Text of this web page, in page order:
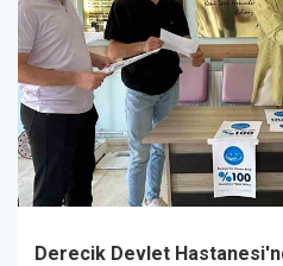
Derecik Devlet